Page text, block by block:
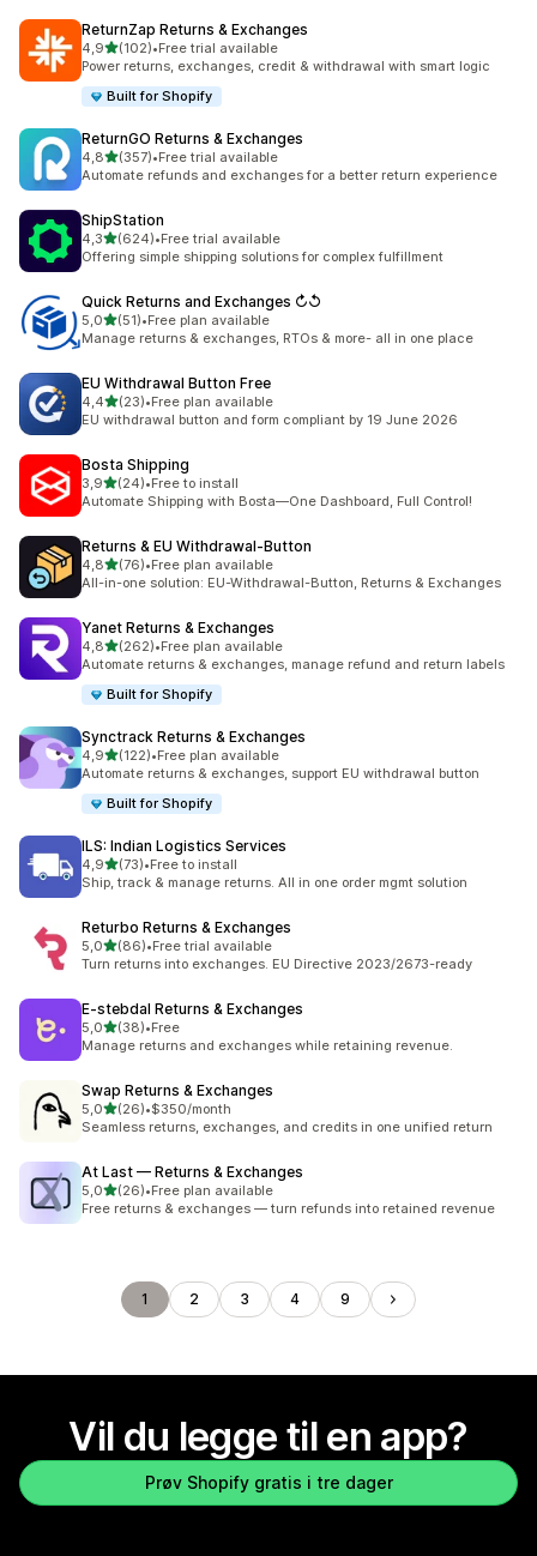
ReturnZap Returns & Exchanges
4,9av 5 stjerner
(102)
Totalt 102 omtaler
•Free trial available
Power returns, exchanges, credit & withdrawal with smart logic
Built for Shopify
ReturnGO Returns & Exchanges
4,8av 5 stjerner
(357)
Totalt 357 omtaler
•Free trial available
Automate refunds and exchanges for a better return experience
ShipStation
4,3av 5 stjerner
(624)
Totalt 624 omtaler
•Free trial available
Offering simple shipping solutions for complex fulfillment
Quick Returns and Exchanges ↻↺
5,0av 5 stjerner
(51)
Totalt 51 omtaler
•Free plan available
Manage returns & exchanges, RTOs & more- all in one place
EU Withdrawal Button Free
4,4av 5 stjerner
(23)
Totalt 23 omtaler
•Free plan available
EU withdrawal button and form compliant by 19 June 2026
Bosta Shipping
3,9av 5 stjerner
(24)
Totalt 24 omtaler
•Free to install
Automate Shipping with Bosta—One Dashboard, Full Control!
Returns & EU Withdrawal‑Button
4,8av 5 stjerner
(76)
Totalt 76 omtaler
•Free plan available
All-in-one solution: EU-Withdrawal-Button, Returns & Exchanges
Yanet Returns & Exchanges
4,8av 5 stjerner
(262)
Totalt 262 omtaler
•Free plan available
Automate returns & exchanges, manage refund and return labels
Built for Shopify
Synctrack Returns & Exchanges
4,9av 5 stjerner
(122)
Totalt 122 omtaler
•Free plan available
Automate returns & exchanges, support EU withdrawal button
Built for Shopify
ILS: Indian Logistics Services
4,9av 5 stjerner
(73)
Totalt 73 omtaler
•Free to install
Ship, track & manage returns. All in one order mgmt solution
Returbo Returns & Exchanges
5,0av 5 stjerner
(86)
Totalt 86 omtaler
•Free trial available
Turn returns into exchanges. EU Directive 2023/2673-ready
E‑stebdal Returns & Exchanges
5,0av 5 stjerner
(38)
Totalt 38 omtaler
•Free
Manage returns and exchanges while retaining revenue.
Swap Returns & Exchanges
5,0av 5 stjerner
(26)
Totalt 26 omtaler
•$350/month
Seamless returns, exchanges, and credits in one unified return
At Last — Returns & Exchanges
5,0av 5 stjerner
(26)
Totalt 26 omtaler
•Free plan available
Free returns & exchanges — turn refunds into retained revenue
1 2 3 4 9
Vil du legge til en app?
Prøv Shopify gratis i tre dager